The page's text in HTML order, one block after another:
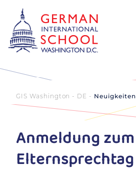
GIS Washington - DE Neuigkeiten
Anmeldung zum
Elternsprechtag